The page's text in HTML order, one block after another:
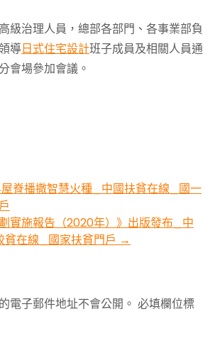
級治理人員，總部各部門、各事業部負
導日式住宅設計班子成員及相關人員通
會場參加會議。
脊播撒智慧火種_中國扶貧在線_國一
實施報告（2020年）》出版發布_中
貧在線_國家扶貧門戶 →
電子郵件地址不會公開。 必填欄位標